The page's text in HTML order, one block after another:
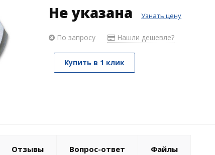
Не указана Узнать цену
По запросу Нашли дешевле?
Купить в 1 клик
Отзывы Вопрос-ответ Файлы